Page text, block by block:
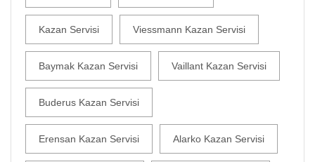
Kazan Servisi Viessmann Kazan Servisi
Baymak Kazan Servisi Vaillant Kazan Servisi
Buderus Kazan Servisi
Erensan Kazan Servisi Alarko Kazan Servisi